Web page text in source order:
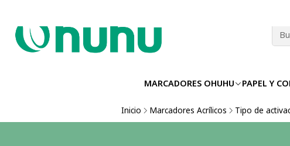
MARCADORES OHUHU PAPEL Y
Inicio Marcadores Acrílicos Tipo de